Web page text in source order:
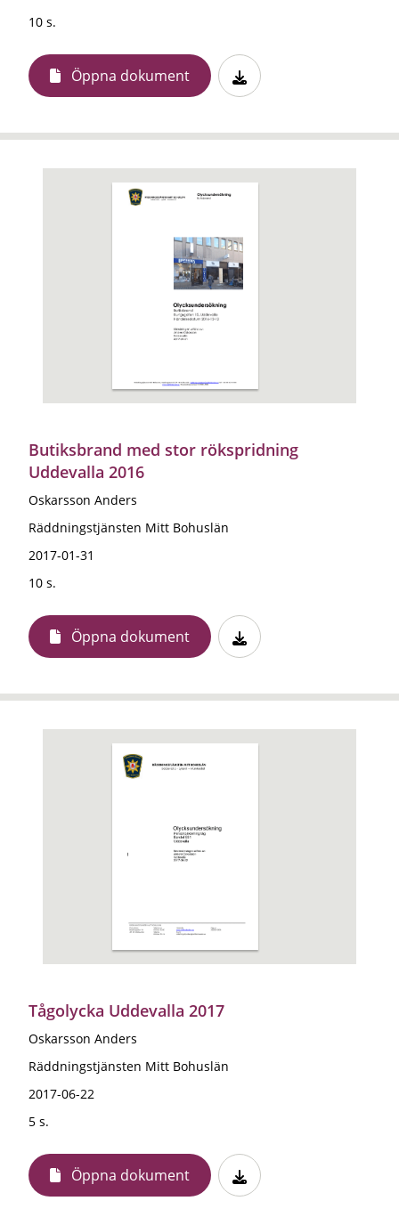
10 s.
Öppna dokument
Butiksbrand med stor rökspridning
Uddevalla 2016
Oskarsson Anders
Räddningstjänsten Mitt Bohuslän
2017-01-31
10 s.
Öppna dokument
Tågolycka Uddevalla 2017
Oskarsson Anders
Räddningstjänsten Mitt Bohuslän
2017-06-22
5 s.
Öppna dokument